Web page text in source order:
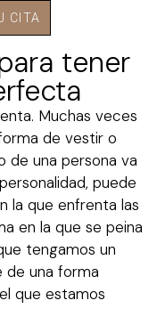
CITA
tener
Muchas veces
de vestir o
de una persona va
puede
la que enfrenta las
en la que se peina
tengamos un
de una forma
que estamos